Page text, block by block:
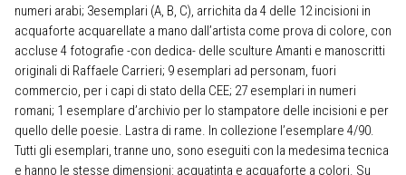
numeri arabi; 3esemplari (A, B, C), arrichita da 4 delle 12 incisioni in
acquaforte acquarellate a mano dall’artista come prova di colore, con
accluse 4 fotografie -con dedica- delle sculture Amanti e manoscritti
originali di Raffaele Carrieri; 9 esemplari ad personam, fuori
commercio, per i capi di stato della CEE; 27 esemplari in numeri
romani; 1 esemplare d’archivio per lo stampatore delle incisioni e per
quello delle poesie. Lastra di rame. In collezione l’esemplare 4/90.
Tutti gli esemplari, tranne uno, sono eseguiti con la medesima tecnica
e hanno le stesse dimensioni: acquatinta e acquaforte a colori. Su